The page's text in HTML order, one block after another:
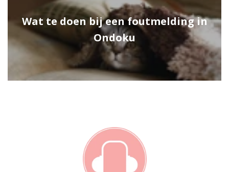
Wat te doen bij een foutmelding in
Ondoku